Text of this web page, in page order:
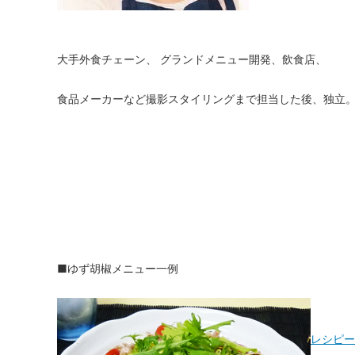
大手外食チェーン、 グランドメニュー開発、飲食店、
食品メーカーなど撮影スタイリングまで担当した後、独立。
■ゆず胡椒メニュー一例
レシピ